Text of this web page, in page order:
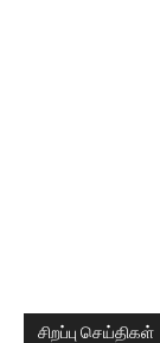
சிறப்பு செய்திகள்